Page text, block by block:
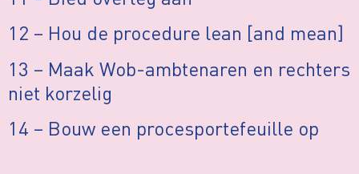
12 – Hou de procedure lean [and mean]
13 – Maak Wob-ambtenaren en rechters
niet korzelig
14 – Bouw een procesportefeuille op